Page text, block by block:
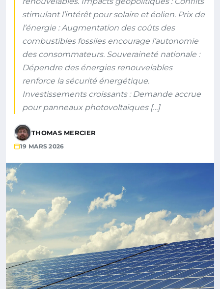
stimulant l’intérêt pour solaire et éolien. Prix de
l’énergie : Augmentation des coûts des
combustibles fossiles encourage l’autonomie
des consommateurs. Souveraineté nationale :
Dépendre des énergies renouvelables
renforce la sécurité énergétique.
Investissements croissants : Demande accrue
pour panneaux photovoltaïques […]
THOMAS MERCIER
19 MARS 2026